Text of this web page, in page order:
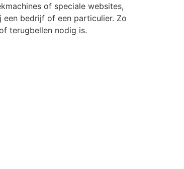
of speciale websites,
bedrijf of een particulier. Zo
terugbellen nodig is.